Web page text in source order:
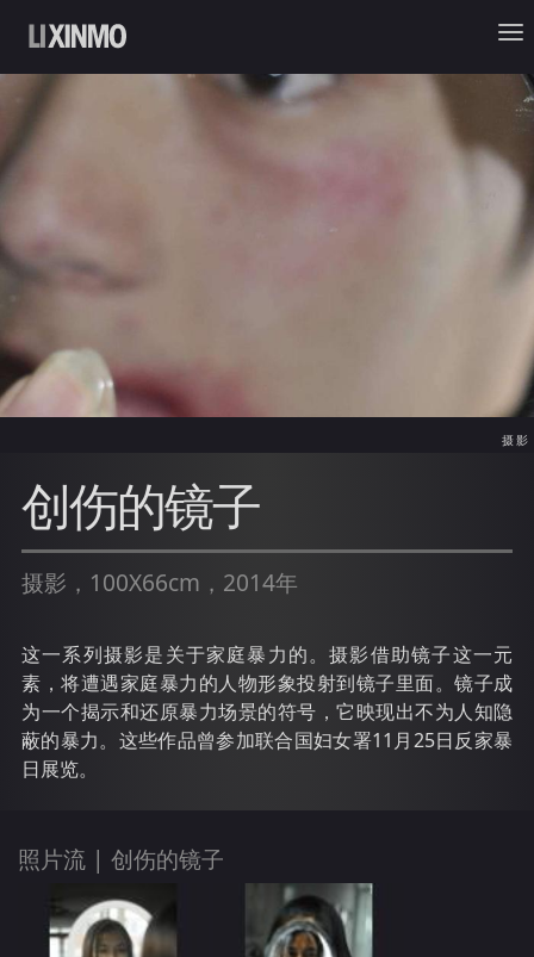
摄影
创伤的镜子
摄影，100X66cm，2014年
这一系列摄影是关于家庭暴力的。摄影借助镜子这一元
素，将遭遇家庭暴力的人物形象投射到镜子里面。镜子成
为一个揭示和还原暴力场景的符号，它映现出不为人知隐
蔽的暴力。这些作品曾参加联合国妇女署11月25日反家暴
日展览。
照片流 | 创伤的镜子